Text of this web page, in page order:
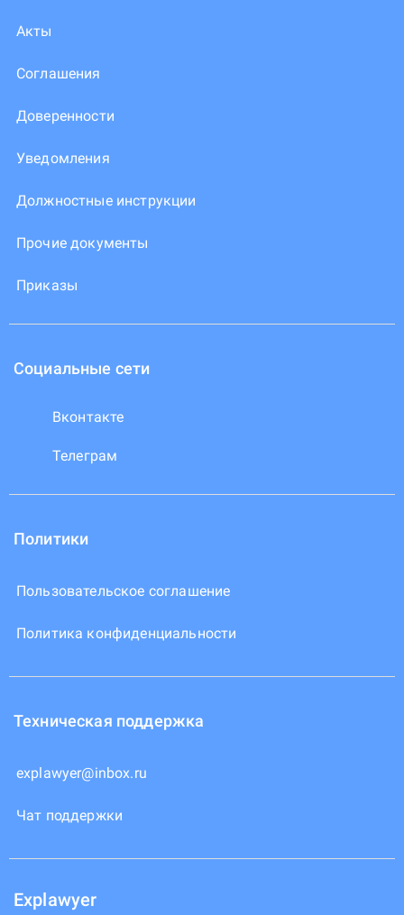
Акты
Соглашения
Доверенности
Уведомления
Должностные инструкции
Прочие документы
Приказы
Социальные сети
Вконтакте
Телеграм
Политики
Пользовательское соглашение
Политика конфиденциальности
Техническая поддержка
explawyer@inbox.ru
Чат поддержки
Explawyer